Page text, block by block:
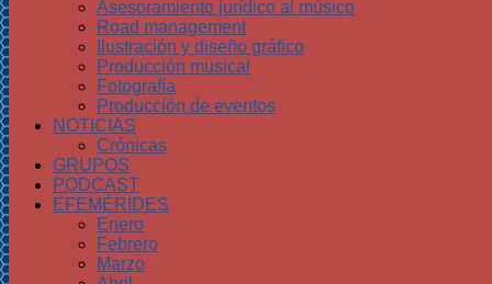
Asesoramiento jurídico al músico
Road management
Ilustración y diseño gráfico
Producción musical
Fotografía
Producción de eventos
NOTICIAS
Crónicas
GRUPOS
PODCAST
EFEMÉRIDES
Enero
Febrero
Marzo